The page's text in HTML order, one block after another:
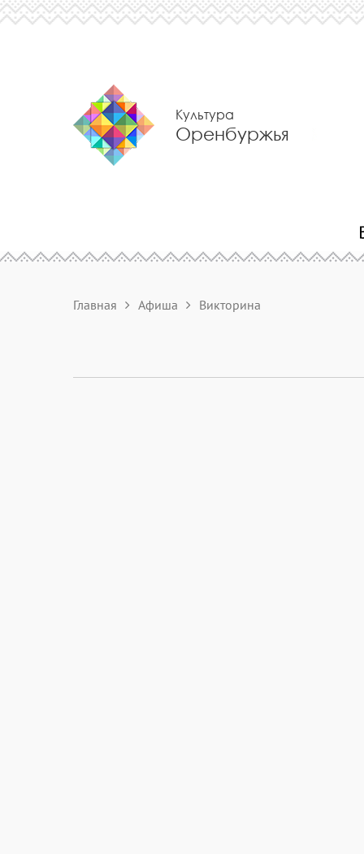
Культура
Оренбуржья
Главная Афиша Викторина